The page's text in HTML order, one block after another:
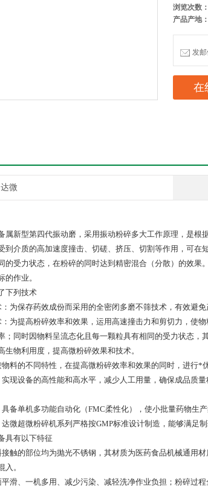
浏览次数：
产品产地：
发邮
在
达微
属新型第四代振动磨，采用振动粉碎多大工作原理，是根
到介质的高加速度撞击、切磋、挤压、切割等作用，可在
的受力状态，在粉碎的同时达到精密混合（分散）的效
的作业。
下列技术
为保存药效成份而采用的全密闭多磨不筛技术，有效避
为提高粉碎效率和效果，运用高速撞击力和剪切力，使
；同时因物料呈流态化且每一颗粒具有相同的受力状态
生物利用度，提高微粉碎效果和技术。
料的不同特性，在提高微粉碎效率和效果的同时，进行*
现设备的高性能和高水平，减少人工用量，确保成品质
备单机多功能自动化（FMC柔性化），使小批量药物生
微超微粉碎机系列严格按GMP标准设计制造，能够满足制
具有以下特征
触的部位均为抛光不锈钢，其材质为医药食品机械通用
入。
滑、一机多用、减少污染、减轻洗净作业负担；粉碎过